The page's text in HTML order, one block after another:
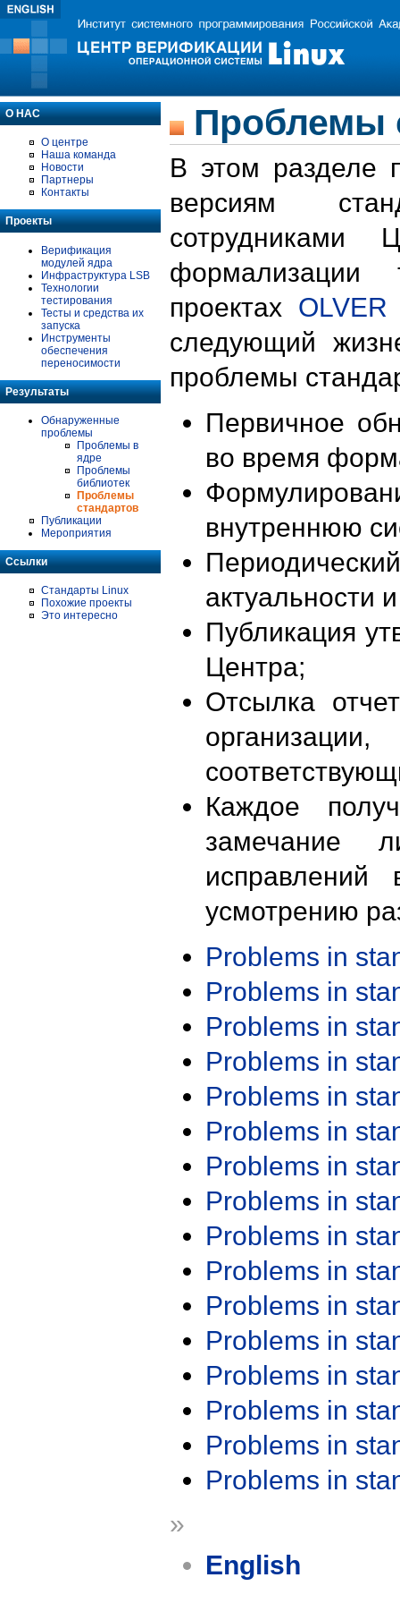
О НАС
О центре
Наша команда
Новости
Партнеры
Контакты
Проекты
Верификация
модулей ядра
Инфраструктура LSB
Технологии
тестирования
Тесты и средства их
запуска
Инструменты
обеспечения
переносимости
Результаты
Обнаруженные
проблемы
Проблемы в
ядре
Проблемы
библиотек
Проблемы
стандартов
Публикации
Мероприятия
Ссылки
Стандарты Linux
Похожие проекты
Это интересно
Проблемы
В этом разделе
версиям
формализации
проектах OLVER
следующий
проблемы
Первичное
во время
внутреннюю
актуальности
Публикация
Центра;
Отсылка
Каждое
замечание
исправлений
усмотрению
Problems in
Problems in
Problems in
Problems in
Problems in
Problems in
Problems in
Problems in
Problems in
Problems in
Problems in
Problems in
Problems in
Problems in
Problems in
Problems in
»
English